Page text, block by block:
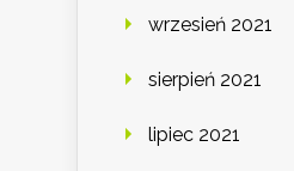
wrzesień 2021
sierpień 2021
lipiec 2021